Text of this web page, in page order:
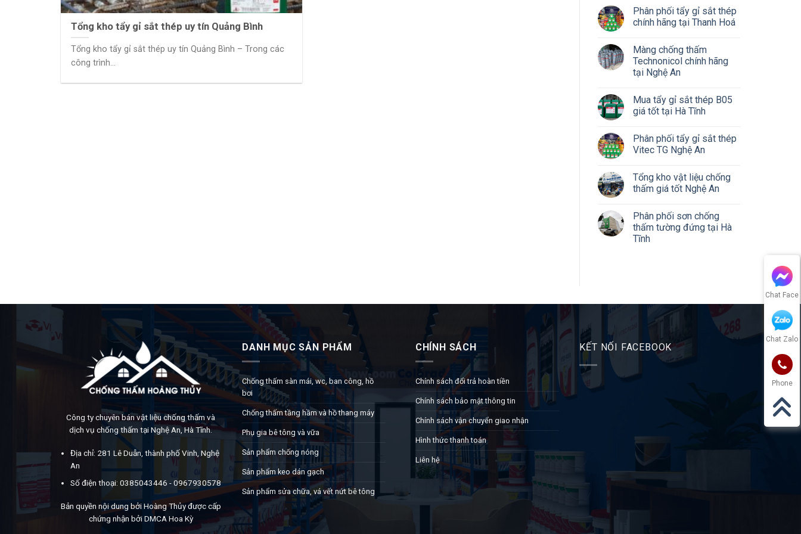
Tổng kho tẩy gỉ sắt thép uy tín Quảng Bình
Tổng kho tẩy gỉ sắt thép uy tín Quảng Bình – Trong các
công trình...
Phân phối tẩy gỉ sắt thép
chính hãng tại Thanh Hoá
Màng chống thấm
Technonicol chính hãng
tại Nghệ An
Mua tẩy gỉ sắt thép B05
giá tốt tại Hà Tĩnh
Phân phối tẩy gỉ sắt thép
Vitec TG Nghệ An
Tổng kho vật liệu chống
thấm giá tốt Nghệ An
Phân phối sơn chống
thấm tường đứng tại Hà
Tĩnh
Công ty chuyên bán vật liệu chống thấm và
dịch vụ chống thấm tại Nghệ An, Hà Tĩnh.
Địa chỉ: 281 Lê Duẫn, thành phố Vinh, Nghệ
An
Số điện thoại: 0385043446 - 0967930578
Bản quyền nội dung bởi Hoàng Thủy được cấp
chứng nhận bởi DMCA Hoa Kỳ
DANH MỤC SẢN PHẨM
Chống thấm sàn mái, wc, ban công, hồ
bơi
Chống thấm tầng hầm và hồ thang máy
Phụ gia bê tông và vữa
Sản phẩm chống nóng
Sản phẩm keo dán gạch
Sản phẩm sửa chữa, vá vết nứt bê tông
CHÍNH SÁCH
Chính sách đổi trả hoàn tiền
Chính sách bảo mật thông tin
Chính sách vận chuyển giao nhận
Hình thức thanh toán
Liên hệ
KẾT NỐI FACEBOOK
Chat Face
Chat Zalo
Phone